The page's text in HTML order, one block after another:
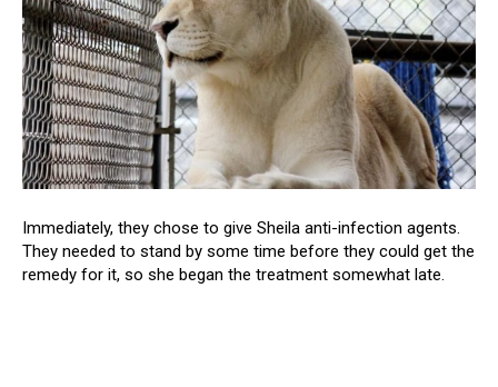
Immediately, they chose to give Sheila anti-infection agents.
They needed to stand by some time before they could get the
remedy for it, so she began the treatment somewhat late.